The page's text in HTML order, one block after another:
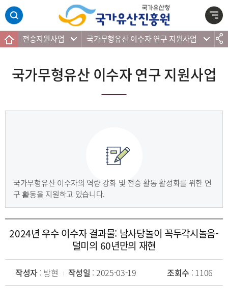
본문 바로가기
주메뉴 바로가기
하단 바로가기
전승지원사업 국가무형유산 이수자 연구 지원사업
국가무형유산 이수자 연구 지원사업
국가무형유산 이수자의 역량 강화 및 전승 활동 활성화를 위한 연
구 홛동을 지원하고 있습니다.
2024년 우수 이수자 결과물: 남사당놀이 꼭두각시놀음-
덜미의 60년만의 재현
작성자 : 방현 작성일 : 2025-03-19 조회수 : 1106